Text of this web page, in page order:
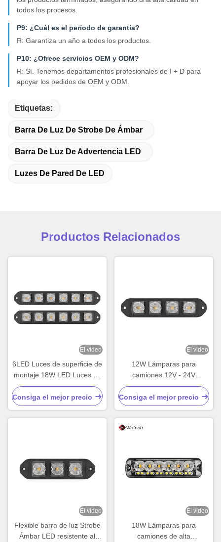
todos los procesos.
P9: ¿Cuál es el período de garantía?
R: Garantiza un año a todos los productos.
P10: ¿Ofrece servicios OEM y ODM?
R: Sí. Tenemos departamentos profesionales de I + D para
apoyar los pedidos de OEM y ODM.
Etiquetas:
Barra De Luz De Strobe De Ámbar
Barra De Luz De Advertencia LED
Luzes De Pared De LED
Productos Relacionados
El video
6LED Luces de superficie de
montaje 18W LED Luces de
marcado lateral IP67
Consiga el mejor precio
El video
12W Lámparas para
camiones 12V - 24V
Lámparas LED delgadas
para carretillas elevadoras
de alta potencia
Consiga el mejor precio
El video
Flexible barra de luz Strobe
Ámbar LED resistente al
El video
18W Lámparas para
camiones de alta